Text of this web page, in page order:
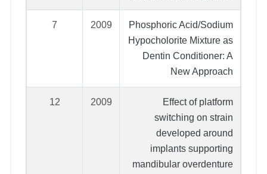
Phosphoric Acid/Sodium
Hypocholorite Mixture as
Dentin Conditioner: A
New Approach
2009
7
Effect of platform
switching on strain
developed around
implants supporting
mandibular overdenture
2009
12